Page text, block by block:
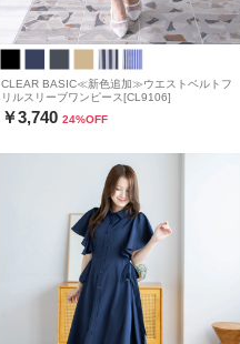
CLEAR BASIC≪新色追加≫ウエストベルトフ
リルスリーブワンピース[CL9106]
￥3,740 24%OFF